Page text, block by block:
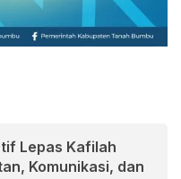
Lepas Kafilah
Komunikasi, dan